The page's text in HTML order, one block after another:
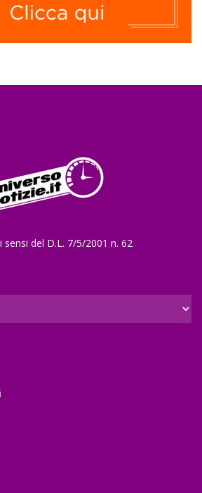
sensi del D.L. 7/5/2001 n. 62